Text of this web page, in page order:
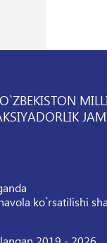
ko`rsatilishi